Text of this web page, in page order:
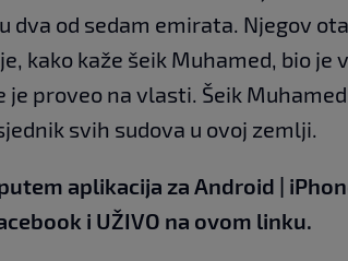
dva od sedam emirata. Njegov
kako kaže šeik Muhamed, bio
je proveo na vlasti. Šeik
svih sudova u ovoj zemlji.
aplikacija za Android |
i UŽIVO na ovom linku.